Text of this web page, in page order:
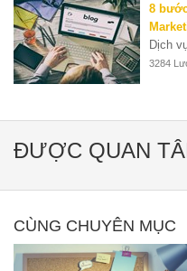
8
Dịch
3284
ĐƯỢC QUAN
CÙNG CHUYÊN MỤC